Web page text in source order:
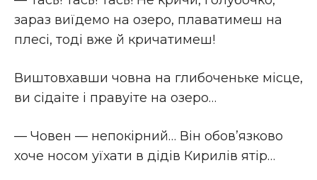
зараз виїдемо на озеро, плаватимеш на
плесi, тодi вже й кричатимеш!
Виштовхавши човна на глибоченьке мiсце,
ви сiдаіте i правуіте на озеро…
— Човен — непокiрний… Вiн обов’язково
хоче носом уїхати в дiдiв Кирилiв ятiр…